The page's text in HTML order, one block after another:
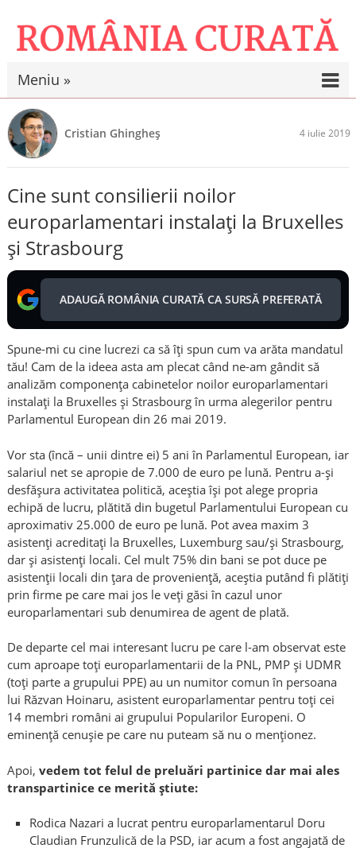
Meniu »
Cristian Ghingheș 4 iulie 2019
Cine sunt consilierii noilor
europarlamentari instalați la Bruxelles
și Strasbourg
ADAUGĂ ROMÂNIA CURATĂ CA SURSĂ PREFERATĂ
Spune-mi cu cine lucrezi ca să îți spun cum va arăta mandatul
tău! Cam de la ideea asta am plecat când ne-am gândit să
analizăm componența cabinetelor noilor europarlamentari
instalați la Bruxelles și Strasbourg în urma alegerilor pentru
Parlamentul European din 26 mai 2019.
Vor sta (încă – unii dintre ei) 5 ani în Parlamentul European, iar
salariul net se apropie de 7.000 de euro pe lună. Pentru a-și
desfășura activitatea politică, aceștia își pot alege propria
echipă de lucru, plătită din bugetul Parlamentului European cu
aproximativ 25.000 de euro pe lună. Pot avea maxim 3
asistenți acreditați la Bruxelles, Luxemburg sau/și Strasbourg,
dar și asistenți locali. Cel mult 75% din bani se pot duce pe
asistenții locali din țara de proveniență, aceștia putând fi plătiți
prin firme pe care mai jos le veți găsi în cazul unor
europarlamentari sub denumirea de agent de plată.
De departe cel mai interesant lucru pe care l-am observat este
cum aproape toți europarlamentarii de la PNL, PMP și UDMR
(toți parte a grupului PPE) au un numitor comun în persoana
lui Răzvan Hoinaru, asistent europarlamentar pentru toți cei
14 membri români ai grupului Popularilor Europeni. O
eminență cenușie pe care nu puteam să nu o menționez.
Apoi, vedem tot felul de preluări partinice dar mai ales
transpartinice ce merită știute:
Rodica Nazari a lucrat pentru europarlamentarul Doru
Claudian Frunzulică de la PSD, iar acum a fost angajată de